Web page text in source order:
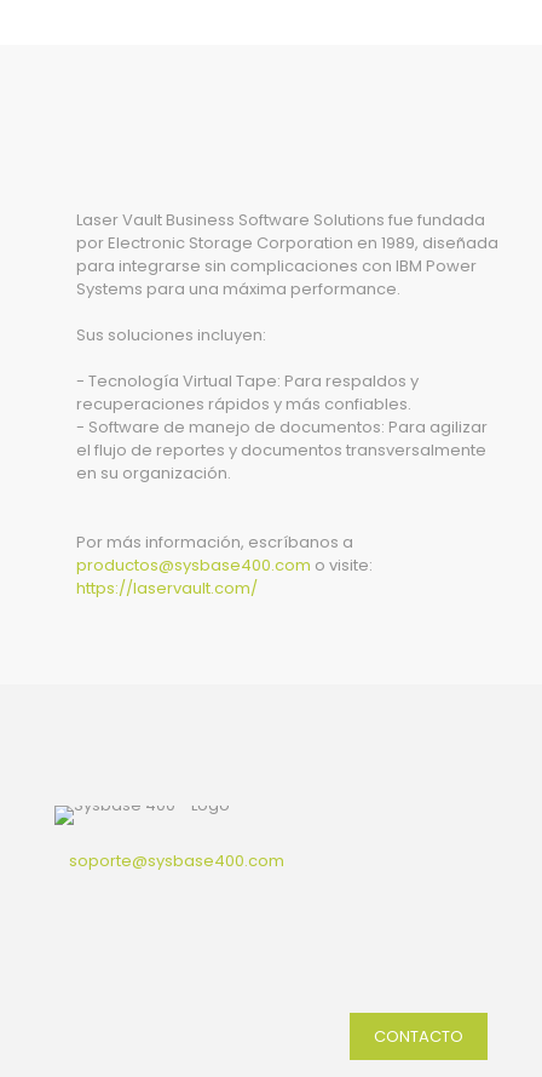
Laser Vault Business Software Solutions fue fundada
por Electronic Storage Corporation en 1989, diseñada
para integrarse sin complicaciones con IBM Power
Systems para una máxima performance.
Sus soluciones incluyen:
- Tecnología Virtual Tape: Para respaldos y
recuperaciones rápidos y más confiables.
- Software de manejo de documentos: Para agilizar
el flujo de reportes y documentos transversalmente
en su organización.
Por más información, escríbanos a
productos@sysbase400.com o visite:
https://laservault.com/
soporte@sysbase400.com
CONTACTO